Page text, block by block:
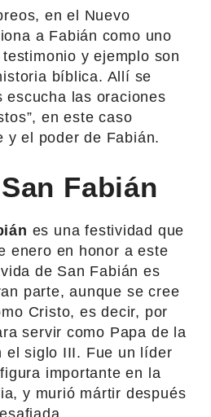
en el Nuevo
a Fabián como uno
y ejemplo son
bíblica. Allí se
escucha las oraciones
en este caso
y el poder de Fabián.
Fabián
es una festividad que
enero en honor a este
de San Fabián es
parte, aunque se cree
Cristo, es decir, por
servir como Papa de la
el siglo III. Fue un líder
importante en la
y murió mártir después